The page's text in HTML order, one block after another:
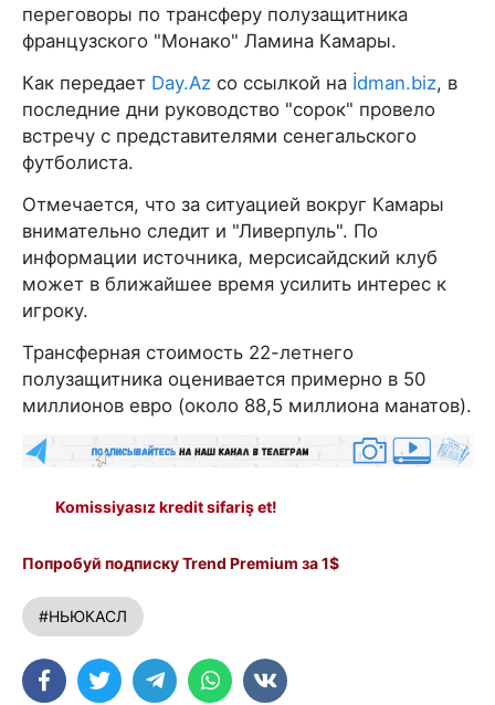
переговоры по трансферу полузащитника
французского "Монако" Ламина Камары.
Как передает Day.Az со ссылкой на İdman.biz, в
последние дни руководство "сорок" провело
встречу с представителями сенегальского
футболиста.
Отмечается, что за ситуацией вокруг Камары
внимательно следит и "Ливерпуль". По
информации источника, мерсисайдский клуб
может в ближайшее время усилить интерес к
игроку.
Трансферная стоимость 22-летнего
полузащитника оценивается примерно в 50
миллионов евро (около 88,5 миллиона манатов).
Komissiyasız kredit sifariş et!
Попробуй подписку Trend Premium за 1$
#НЬЮКАСЛ